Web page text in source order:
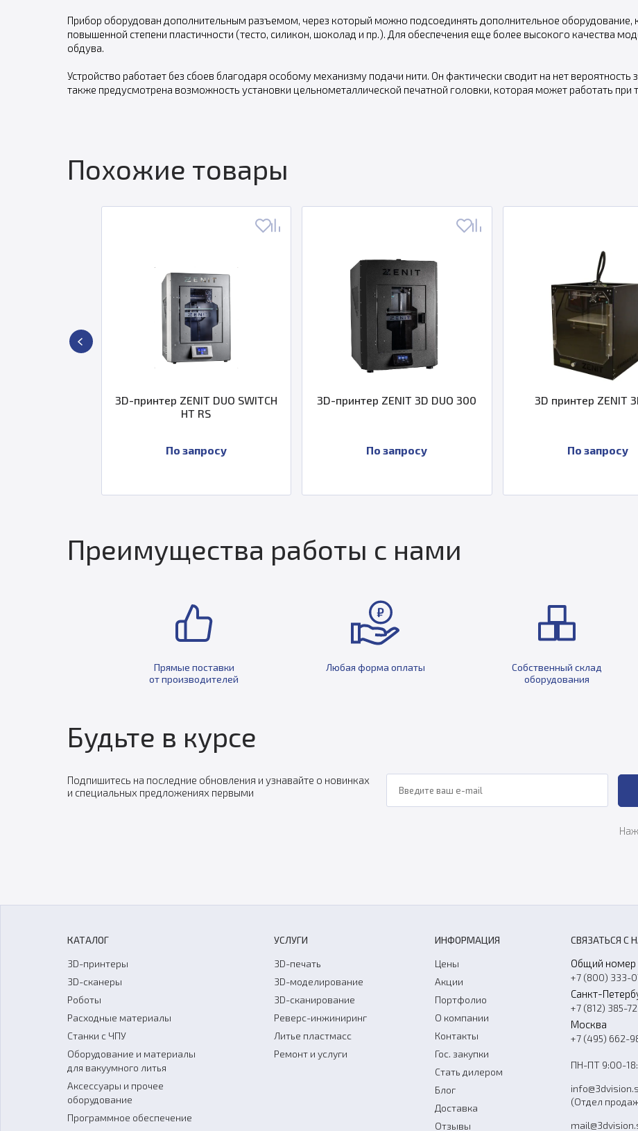
Прибор оборудован дополнительным разъемом, через который можно подсоединять дополнительное оборудование,
повышенной степени пластичности (тесто, силикон, шоколад и пр.). Для обеспечения еще более высокого качества
обдува.
Устройство работает без сбоев благодаря особому механизму подачи нити. Он фактически сводит на нет вероятность
также предусмотрена возможность установки цельнометаллической печатной головки, которая может работать
Похожие товары
3D-принтер ZENIT DUO SWITCH
3D-принтер ZENIT 3D DUO 300 3D принтер ZENIT 3D HT
Преимущества работы с нами
Прямые поставки
от производителей
Любая форма оплаты
Собственный склад
оборудования
Будьте в курсе
Подпишитесь на последние обновления и узнавайте о новинках
и специальных предложениях первыми
КАТАЛОГ
3D-принтеры
3D-сканеры
Роботы
Расходные материалы
Станки с ЧПУ
Оборудование и материалы
для вакуумного литья
Аксессуары и прочее
оборудование
Программное обеспечение
УСЛУГИ
3D-печать
3D-моделирование
3D-сканирование
Реверс-инжиниринг
Литье пластмасс
Ремонт и услуги
ИНФОРМАЦИЯ
Цены
Акции
Портфолио
О компании
Контакты
Гос. закупки
Стать дилером
Блог
Доставка
Отзывы
СВЯЗАТЬСЯ С
Общий номер
+7 (800) 333-
Санкт-
+7 (812) 385-
Москва
+7 (495) 662-
ПН-ПТ 9:00-
(Отдел